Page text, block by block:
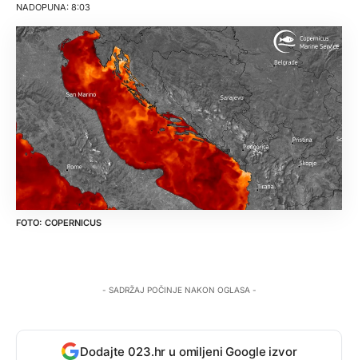
NADOPUNA: 8:03
COPERNICUS
- SADRŽAJ POČINJE NAKON OGLASA -
Dodajte 023.hr u omiljeni Google izvor